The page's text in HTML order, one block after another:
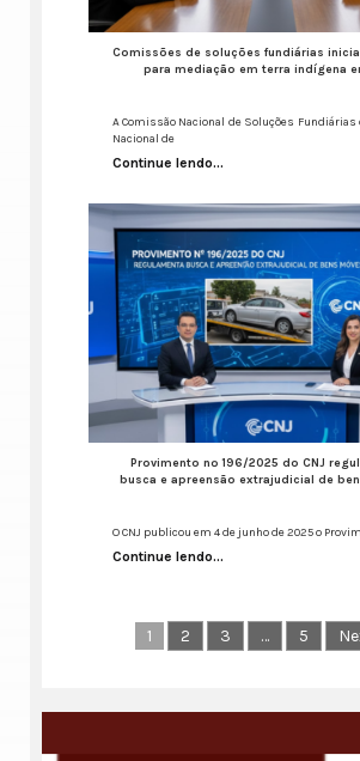
Comissões de soluções fundiárias
para mediação em terra indígena
A Comissão Nacional de Soluções Fundiárias
Nacional de
Continue lendo...
Provimento nº 196/2025 do CNJ
busca e apreensão extrajudicial de
O CNJ publicou em 4 de junho de 2025 o
Continue lendo...
1 2 3 … 5